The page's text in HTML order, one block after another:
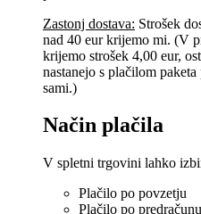
Zastonj dostava: Strošek
nad 40 eur krijemo mi. (V
krijemo strošek 4,00 eur,
nastanejo s plačilom
sami.)
Način plačila
V spletni trgovini lahko
Plačilo po povzetju
Plačilo po predračunu